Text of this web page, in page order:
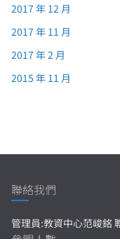
2017 年 12 月
2017 年 11 月
2017 年 2 月
2015 年 11 月
聯絡我們
管理員:教資中心范峻銘